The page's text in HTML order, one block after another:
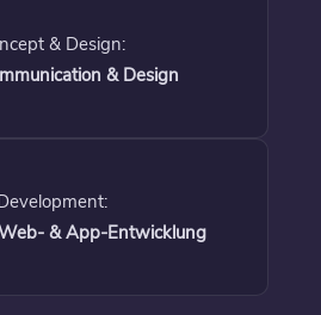
& Design:
& Design
& App-Entwicklung